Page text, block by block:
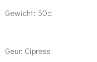
Gewicht: 50cl
Geur: Cipress